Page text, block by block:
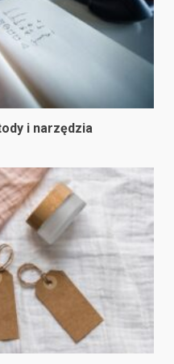
i narzędzia